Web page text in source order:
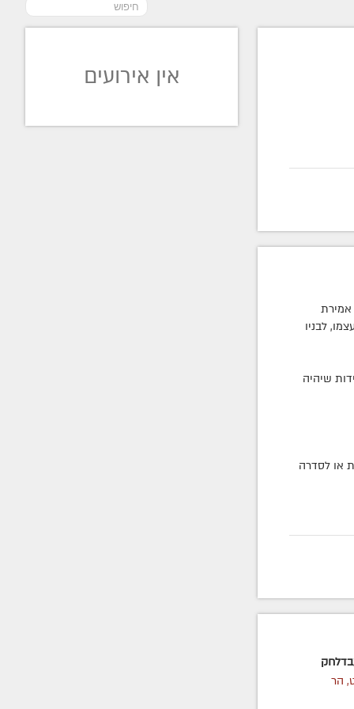
אמירת
לבניו
שיהיה
או לסדרה
הר
אין אירועים